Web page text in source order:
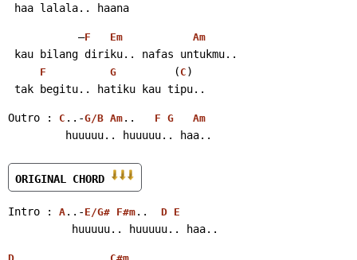
haa lalala.. haana
           –
F Em Am
kau bilang diriku.. nafas untukmu..
F G
         (
C )
tak begitu.. hatiku kau tipu..
Outro : C ..-G/B Am .. F G Am
         huuuuu.. huuuuu.. haa..
ORIGINAL CHORD
Intro : A ..- E/G# F#m .. D E
          huuuuu.. huuuuu.. haa..